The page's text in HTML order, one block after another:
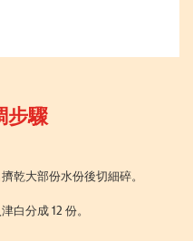
步驟
乾大部份水份後切細碎。
白分成 12 份。